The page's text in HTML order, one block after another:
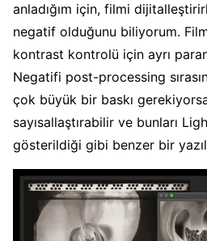
anladığım için, filmi
negatif olduğunu biliyorum.
kontrast kontrolü için ayrı
Negatifi post-processing
çok büyük bir baskı
sayısallaştırabilir ve bunları
gösterildiği gibi benzer bir